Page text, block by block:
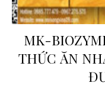
MK-
THỨC ĂN